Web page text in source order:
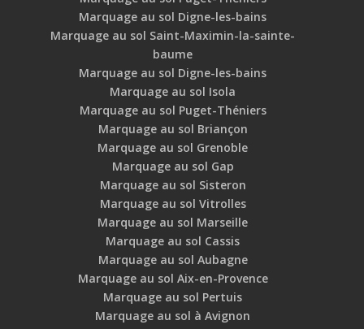
Marquage au sol Digne-les-bains
Marquage au sol Saint-Maximin-la-sainte-
baume
Marquage au sol Digne-les-bains
Marquage au sol Isola
Marquage au sol Puget-Théniers
Marquage au sol Briançon
Marquage au sol Grenoble
Marquage au sol Gap
Marquage au sol Sisteron
Marquage au sol Vitrolles
Marquage au sol Marseille
Marquage au sol Cassis
Marquage au sol Aubagne
Marquage au sol Aix-en-Provence
Marquage au sol Pertuis
Marquage au sol à Avignon